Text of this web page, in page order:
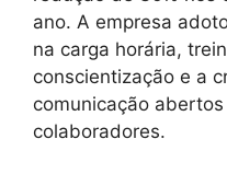
ano. A empresa
na carga horária,
conscientização e a
comunicação
colaboradores.